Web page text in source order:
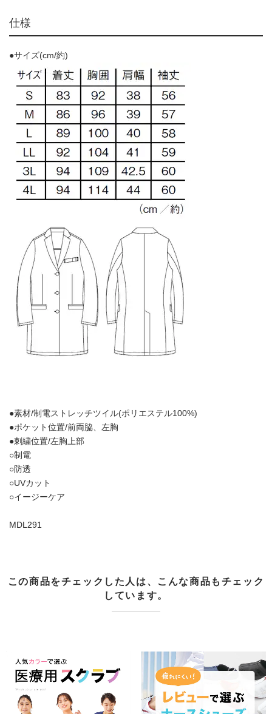
仕様
●サイズ(cm/約)
●素材/制電ストレッチツイル(ポリエステル100%)
●ポケット位置/前両脇、左胸
●刺繍位置/左胸上部
○制電
○防透
○UVカット
○イージーケア
MDL291
この商品をチェックした人は、こんな商品もチェック
しています。